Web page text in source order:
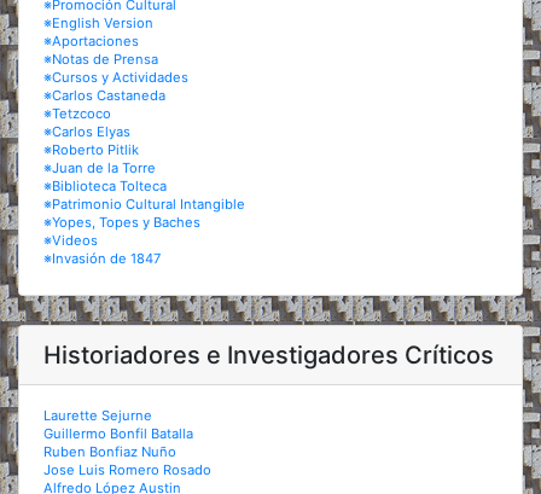
※Promoción Cultural
※English Version
※Aportaciones
※Notas de Prensa
※Cursos y Actividades
※Carlos Castaneda
※Tetzcoco
※Carlos Elyas
※Roberto Pitlik
※Juan de la Torre
※Biblioteca Tolteca
※Patrimonio Cultural Intangible
※Yopes, Topes y Baches
※Videos
※Invasión de 1847
Historiadores e Investigadores Críticos
Laurette Sejurne
Guillermo Bonfil Batalla
Ruben Bonfiaz Nuño
Jose Luis Romero Rosado
Alfredo López Austin